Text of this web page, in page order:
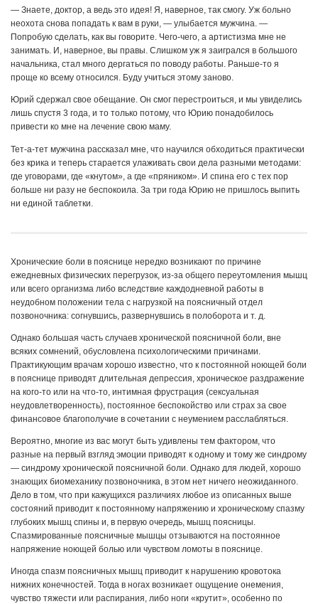
— Знаете, доктор, а ведь это идея! Я, наверное, так смогу. Уж больно
неохота снова попадать к вам в руки, — улыбается мужчина. —
Попробую сделать, как вы говорите. Чего-чего, а артистизма мне не
занимать. И, наверное, вы правы. Слишком уж я заигрался в большого
начальника, стал много дергаться по поводу работы. Раньше-то я
проще ко всему относился. Буду учиться этому заново.
Юрий сдержал свое обещание. Он смог перестроиться, и мы увиделись
лишь спустя 3 года, и то только потому, что Юрию понадобилось
привести ко мне на лечение свою маму.
Тет-а-тет мужчина рассказал мне, что научился обходиться практически
без крика и теперь старается улаживать свои дела разными методами:
где уговорами, где «кнутом», а где «пряником». И спина его с тех пор
больше ни разу не беспокоила. За три года Юрию не пришлось выпить
ни единой таблетки.
Хронические боли в пояснице нередко возникают по причине
ежедневных физических перегрузок, из-за общего переутомления мышц
или всего организма либо вследствие каждодневной работы в
неудобном положении тела с нагрузкой на поясничный отдел
позвоночника: согнувшись, развернувшись в полоборота и т. д.
Однако большая часть случаев хронической поясничной боли, вне
всяких сомнений, обусловлена психологическими причинами.
Практикующим врачам хорошо известно, что к постоянной ноющей боли
в пояснице приводят длительная депрессия, хроническое раздражение
на кого-то или на что-то, интимная фрустрация (сексуальная
неудовлетворенность), постоянное беспокойство или страх за свое
финансовое благополучие в сочетании с неумением расслабляться.
Вероятно, многие из вас могут быть удивлены тем фактором, что
разные на первый взгляд эмоции приводят к одному и тому же синдрому
— синдрому хронической поясничной боли. Однако для людей, хорошо
знающих биомеханику позвоночника, в этом нет ничего неожиданного.
Дело в том, что при кажущихся различиях любое из описанных выше
состояний приводит к постоянному напряжению и хроническому спазму
глубоких мышц спины и, в первую очередь, мышц поясницы.
Спазмированные поясничные мышцы отзываются на постоянное
напряжение ноющей болью или чувством ломоты в пояснице.
Иногда спазм поясничных мышц приводит к нарушению кровотока
нижних конечностей. Тогда в ногах возникает ощущение онемения,
чувство тяжести или распирания, либо ноги «крутит», особенно по